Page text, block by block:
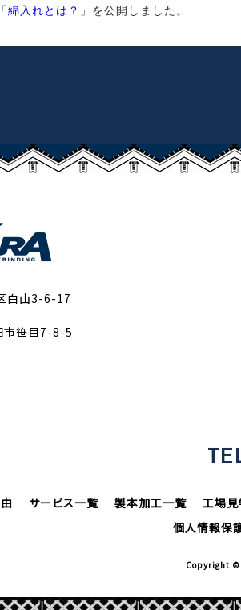
綿入れとは？ 」を公開しました。
白山3-6-17
笹目7-8-5
サービス一覧 製本加工一覧 工場見
個人情報保
Copyright ©